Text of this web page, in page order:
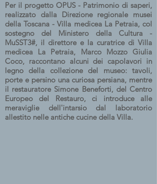
Per il progetto OPUS - Patrimonio di saperi,
realizzato dalla Direzione regionale musei
della Toscana - Villa medicea La Petraia, col
sostegno del Ministero della Cultura -
MuSST3#, il direttore e la curatrice di Villa
medicea La Petraia, Marco Mozzo Giulia
Coco, raccontano alcuni dei capolavori in
legno della collezione del museo: tavoli,
porte e persino una curiosa persiana, mentre
il restauratore Simone Beneforti, del Centro
Europeo del Restauro, ci introduce alle
meraviglie dell'intarsio dal laboratorio
allestito nelle antiche cucine della Villa.